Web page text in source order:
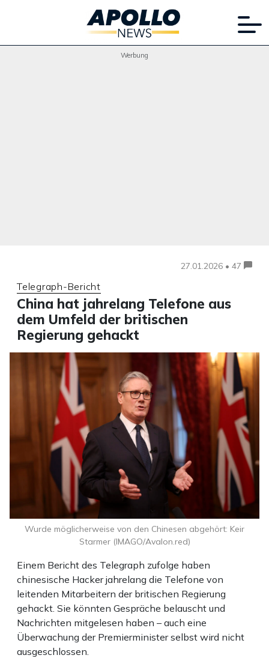
Werbung
27.01.2026 • 47
Telegraph-Bericht
China hat jahrelang Telefone aus
dem Umfeld der britischen
Regierung gehackt
Einem Bericht des Telegraph zufolge haben
chinesische Hacker jahrelang die Telefone von
leitenden Mitarbeitern der britischen Regierung
gehackt. Sie könnten Gespräche belauscht und
Nachrichten mitgelesen haben – auch eine
Überwachung der Premierminister selbst wird nicht
ausgeschlossen.
Wurde möglicherweise von den Chinesen abgehört: Keir
Starmer (IMAGO/Avalon.red)